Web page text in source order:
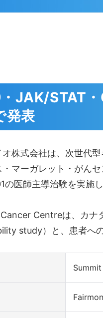
JAK/STAT
発表
株式会社は、次世代
・マーガレット・がん
の医師主導治験を実施
Centreは、カナ
study）と、患者へ